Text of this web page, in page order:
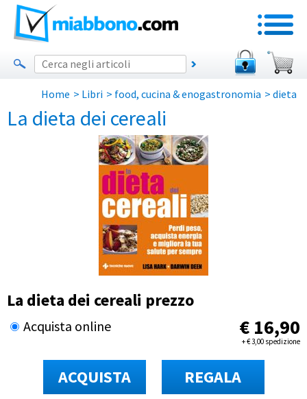
Home > Libri > food, cucina & enogastronomia > dieta
La dieta dei cereali
La dieta dei cereali prezzo
Acquista online € 16,90
+€3,00 spedizione
ACQUISTA REGALA